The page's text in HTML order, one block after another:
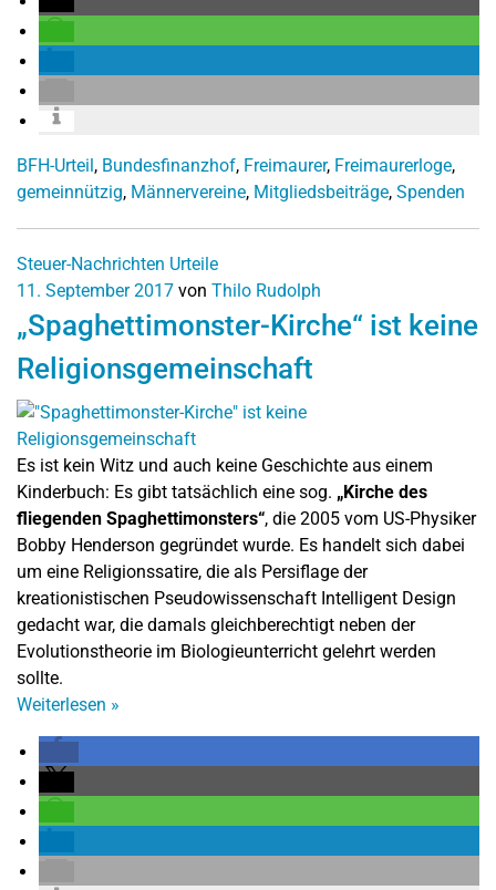
BFH-Urteil, Bundesfinanzhof, Freimaurer, Freimaurerloge,
gemeinnützig, Männervereine, Mitgliedsbeiträge, Spenden
Steuer-Nachrichten Urteile
11. September 2017 von Thilo Rudolph
„Spaghettimonster-Kirche“ ist keine
Religionsgemeinschaft
Es ist kein Witz und auch keine Geschichte aus einem
Kinderbuch: Es gibt tatsächlich eine sog. „Kirche des
fliegenden Spaghettimonsters“, die 2005 vom US-Physiker
Bobby Henderson gegründet wurde. Es handelt sich dabei
um eine Religionssatire, die als Persiflage der
kreationistischen Pseudowissenschaft Intelligent Design
gedacht war, die damals gleichberechtigt neben der
Evolutionstheorie im Biologieunterricht gelehrt werden
sollte.
Weiterlesen »